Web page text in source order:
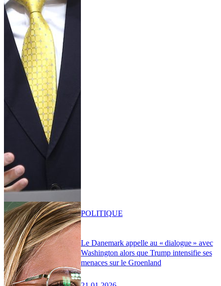
Le Danemark appelle au « dialogue » avec
Washington alors que Trump intensifie ses
menaces sur le Groenland
POLITIQUE